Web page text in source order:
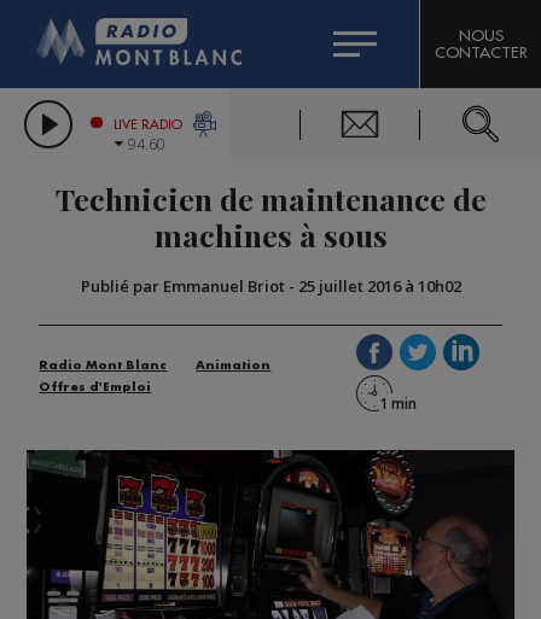
LES CHRONIQUES DE L'EXPERT
CITIZEN MACHINERY
GRAND MASSIF DOMAINES SKIABLES
BIGARD
COMPAGNIE DU MONT-BLANC
NOUS
CONTACTER
LIVE RADIO
94.60
Technicien de maintenance de
machines à sous
Publié par Emmanuel Briot- 25 juillet 2016 à 10h02
Radio Mont Blanc
Animation
Offres d'Emploi